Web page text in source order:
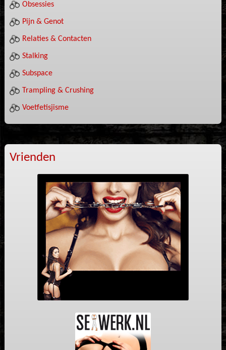
Obsessies
Pijn & Genot
Relaties & Contacten
Stalking
Subspace
Trampling & Crushing
Voetfetisjisme
Vrienden